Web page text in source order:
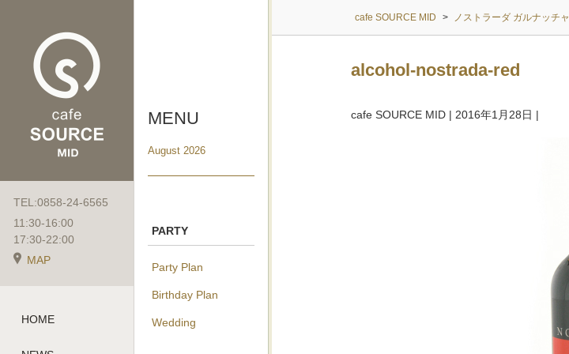
TEL:0858-24-6565
11:30-16:00
17:30-22:00
MAP
HOME
MENU
August 2026
PARTY
Party Plan
Birthday Plan
Wedding
cafe SOURCE MID > ノストラーダ ガルナッチャ
alcohol-nostrada-red
cafe SOURCE MID | 2016年1月28日 |